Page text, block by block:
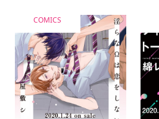
COMICS